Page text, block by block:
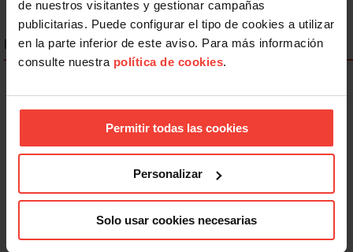
de nuestros visitantes y gestionar campañas
publicitarias. Puede configurar el tipo de cookies a utilizar
en la parte inferior de este aviso. Para más información
consulte nuestra política de cookies.
Permitir todas las cookies
Personalizar
Solo usar cookies necesarias
ENLACES DESTACADOS